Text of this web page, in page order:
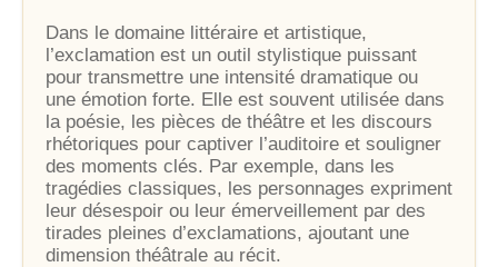
Dans le domaine littéraire et artistique,
l’exclamation est un outil stylistique puissant
pour transmettre une intensité dramatique ou
une émotion forte. Elle est souvent utilisée dans
la poésie, les pièces de théâtre et les discours
rhétoriques pour captiver l’auditoire et souligner
des moments clés. Par exemple, dans les
tragédies classiques, les personnages expriment
leur désespoir ou leur émerveillement par des
tirades pleines d’exclamations, ajoutant une
dimension théâtrale au récit.